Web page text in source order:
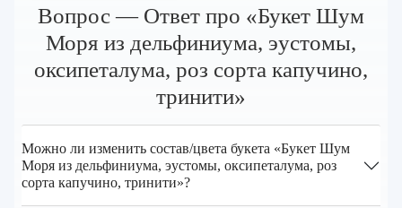
Вопрос — Ответ про «Букет Шум
Моря из дельфиниума, эустомы,
оксипеталума, роз сорта капучино,
тринити»
Можно ли изменить состав/цвета букета «Букет Шум
Моря из дельфиниума, эустомы, оксипеталума, роз
сорта капучино, тринити»?